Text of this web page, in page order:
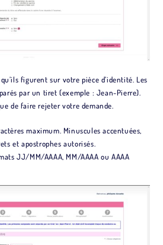
figurent sur votre pièce d’identité. Les
par un tiret (exemple : Jean-Pierre).
de faire rejeter votre demande.
maximum. Minuscules accentuées,
et apostrophes autorisés.
JJ/MM/AAAA, MM/AAAA ou AAAA